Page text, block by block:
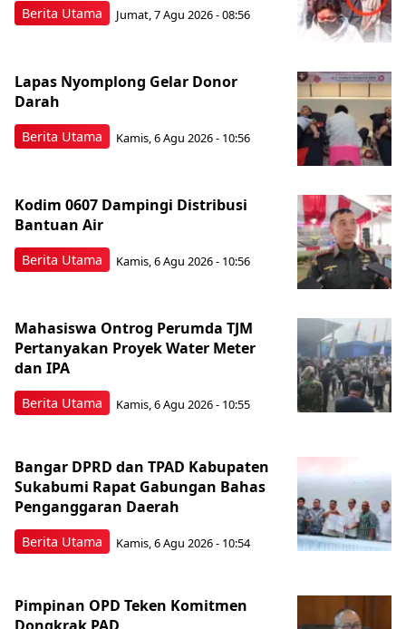
Berita Utama Jumat, 7 Agu 2026 - 08:56
Berita Utama
Lapas Nyomplong Gelar Donor
Darah
Kamis, 6 Agu 2026 - 10:56
Berita Utama
Kodim 0607 Dampingi Distribusi
Bantuan Air
Kamis, 6 Agu 2026 - 10:56
Berita Utama
Mahasiswa Ontrog Perumda TJM
Pertanyakan Proyek Water Meter
dan IPA
Kamis, 6 Agu 2026 - 10:55
Berita Utama
Bangar DPRD dan TPAD Kabupaten
Sukabumi Rapat Gabungan Bahas
Penganggaran Daerah
Kamis, 6 Agu 2026 - 10:54
Pimpinan OPD Teken Komitmen